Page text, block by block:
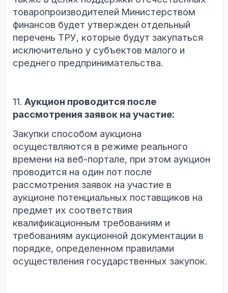
товаропроизводителей Министерством
финансов будет утвержден отдельный
перечень ТРУ, которые будут закупаться
исключительно у субъектов малого и
среднего предпринимательства.
11. Аукцион проводится после
рассмотрения заявок на участие:
Закупки способом аукциона
осуществляются в режиме реального
времени на веб-портале, при этом аукцион
проводится на один лот после
рассмотрения заявок на участие в
аукционе потенциальных поставщиков на
предмет их соответствия
квалификационным требованиям и
требованиям аукционной документации в
порядке, определенном правилами
осуществления государственных закупок.